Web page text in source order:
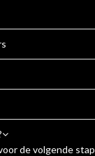
de volgende stap